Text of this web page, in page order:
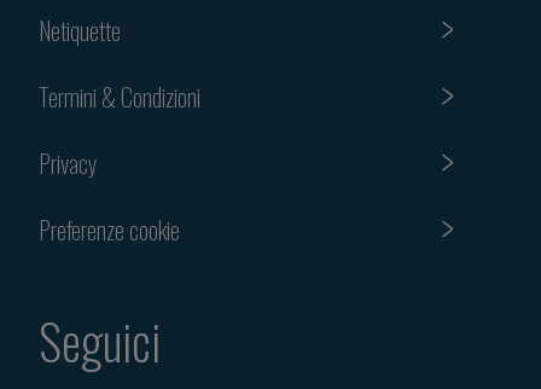
Netiquette
Termini & Condizioni
Privacy
Preferenze cookie
Seguici